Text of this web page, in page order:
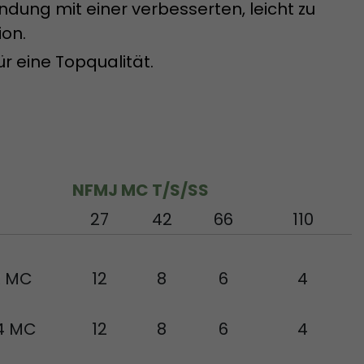
mit einer verbesserten, leicht zu
eine Topqualität.
NFMJ MC T/S/SS
27 42 66
110
MC
12 8 6 4
MC
12 8 6 4